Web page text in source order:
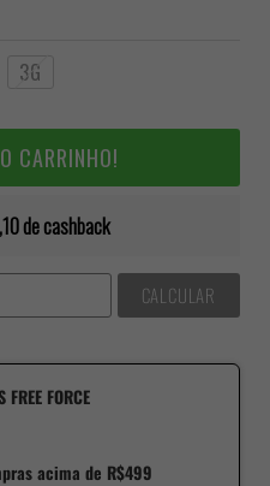
3G
CARRINHO!
de cashback
CALCULAR
FORCE
acima de R$499